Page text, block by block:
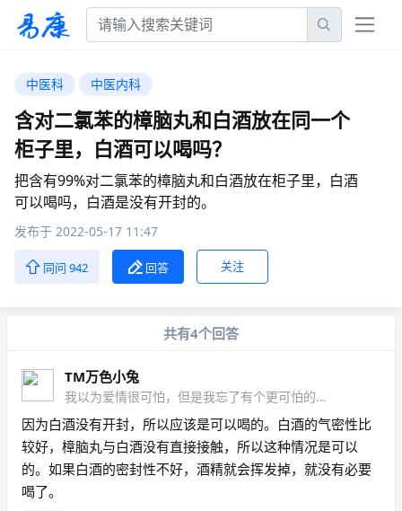
中医科 中医内科
含对二氯苯的樟脑丸和白酒放在同一个
柜子里，白酒可以喝吗？
把含有99%对二氯苯的樟脑丸和白酒放在柜子里，白酒
可以喝吗，白酒是没有开封的。
发布于 2022-05-17 11:47
同问 942 回答 关注
共有4个回答
TM万色小兔
我以为爱情很可怕，但是我忘了有个更可怕的那就是习惯
因为白酒没有开封，所以应该是可以喝的。白酒的气密性比
较好，樟脑丸与白酒没有直接接触，所以这种情况是可以
的。如果白酒的密封性不好，酒精就会挥发掉，就没有必要
喝了。